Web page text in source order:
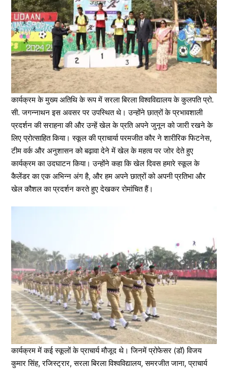
कार्यक्रम के मुख्य अतिथि के रूप में सरला बिरला विश्वविद्यालय के कुलपति प्रो.
सी. जगन्नाथन इस अवसर पर उपस्थित थे। उन्होंने छात्रों के प्रभावशाली
प्रदर्शन की सराहना की और उन्हें खेल के प्रति अपने जुनून को जारी रखने के
लिए प्रोत्साहित किया। स्कूल की प्राचार्या परमजीत कौर ने शारीरिक फिटनेस,
टीम वर्क और अनुशासन को बढ़ावा देने में खेल के महत्व पर जोर देते हुए
कार्यक्रम का उदघाटन किया। उन्होंने कहा कि खेल दिवस हमारे स्कूल के
कैलेंडर का एक अभिन्न अंग है, और हम अपने छात्रों को अपनी प्रतिभा और
खेल कौशल का प्रदर्शन करते हुए देखकर रोमांचित हैं।
कार्यक्रम में कई स्कूलों के प्राचार्य मौजूद थे। जिनमें प्रोफेसर (डॉ) विजय
कुमार सिंह, रजिस्ट्रार, सरला बिरला विश्वविद्यालय, समरजीत जाना, प्राचार्य